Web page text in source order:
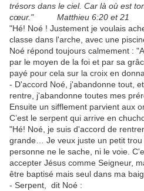
trésors dans le ciel. Car là où est
cœur." Matthieu 6:20 et 21
"Hé! Noé ! Justement je voulais
classe dans l'arche, avec une
Noé répond toujours calmement :
par le moyen de la foi et par sa
payé pour cela sur la croix en
- D'accord Noé, j'abandonne tout,
rentre, j'abandonne toutes mes
Ensuite un sifflement parvient aux
C’est le serpent qui arrive en
"Hé! Noé, je suis d'accord de
grande… Je veux juste un petit
personne ne le sache, ni le voie.
accepter Jésus comme Seigneur,
être baptisé mais seul dans ma
- Serpent, dit Noé :